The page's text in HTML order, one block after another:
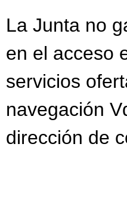
La Junta no
en el acceso
servicios
navegación
dirección de